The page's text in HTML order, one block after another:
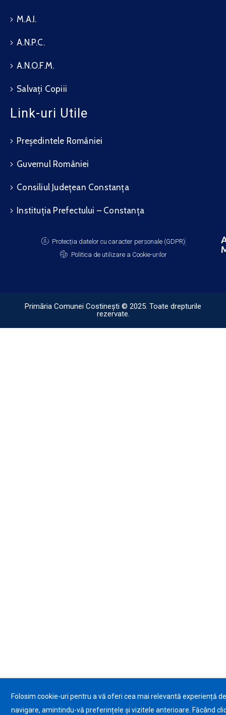
M.A.I.
A.N.P.C.
A.N.O.F.M.
Salvați Copiii
Link-uri Utile
Președintele României
Guvernul României
Consiliul Județean Constanța
Instituția Prefectului – Constanța
Protecția datelor cu caracter personale (GDPR)
Politica de utilizare a Cookie-urilor
Primăria Comunei Costinești © 2025. Toate drepturile
rezervate.
Folosim cookie-uri pentru a vă oferi cea mai relevantă experiență de
navigare, amintindu-vă preferințele și vizitele anterioare. Făcând